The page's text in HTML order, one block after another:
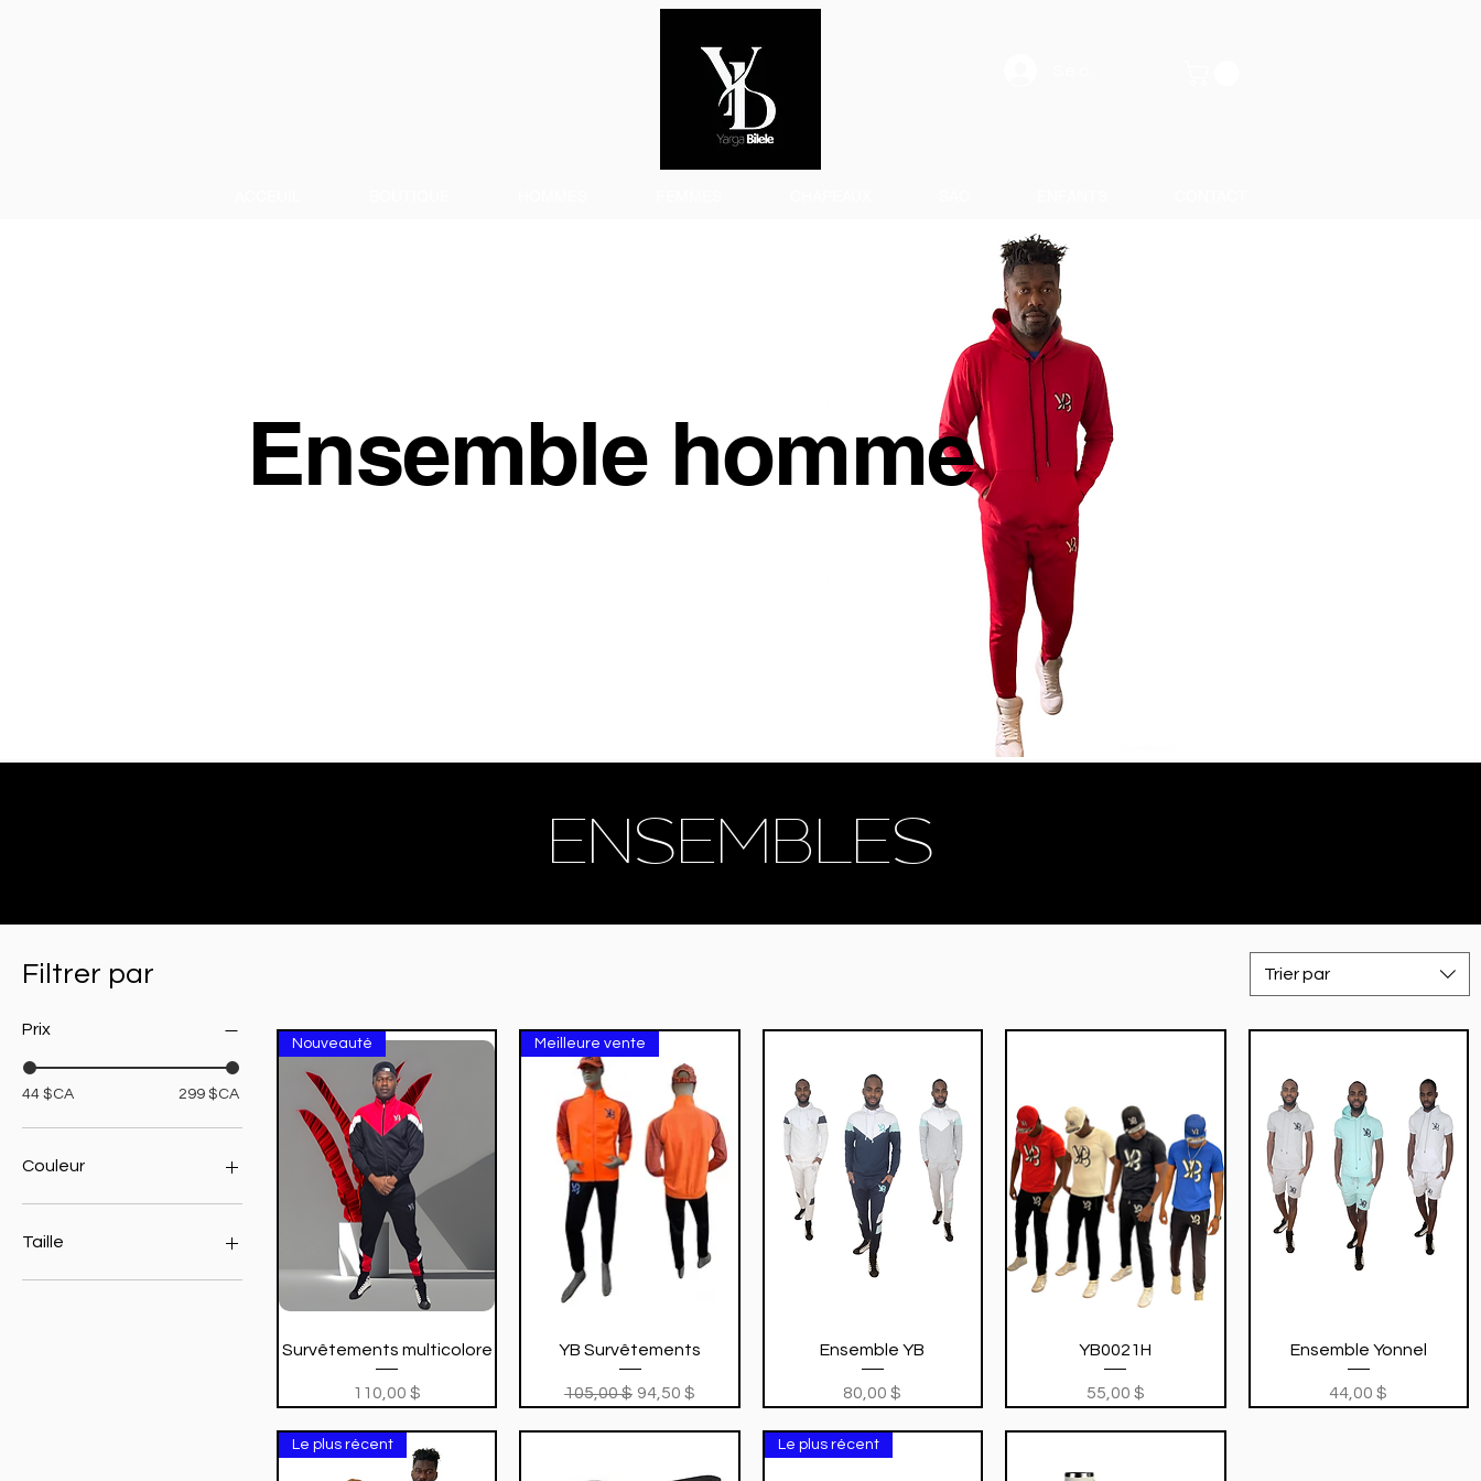
Ensemble homme
ENSEMBLES
Filtrer par
Prix
44 $CA 299 $CA
Couleur
Taille
Trier par
Aperçu rapide
Nouveauté
Survêtements multicolore
Prix
110,00 $
Aperçu rapide
Meilleure vente
YB Survêtements
Prix original
105,00 $ Prix promotionnel
94,50 $
Aperçu rapide
Ensemble YB
Prix
80,00 $
Aperçu rapide
YB0021H
Prix
55,00 $
Aperçu rapide
Ensemble Yonnel
Prix
44,00 $
Le plus récent Le plus récent